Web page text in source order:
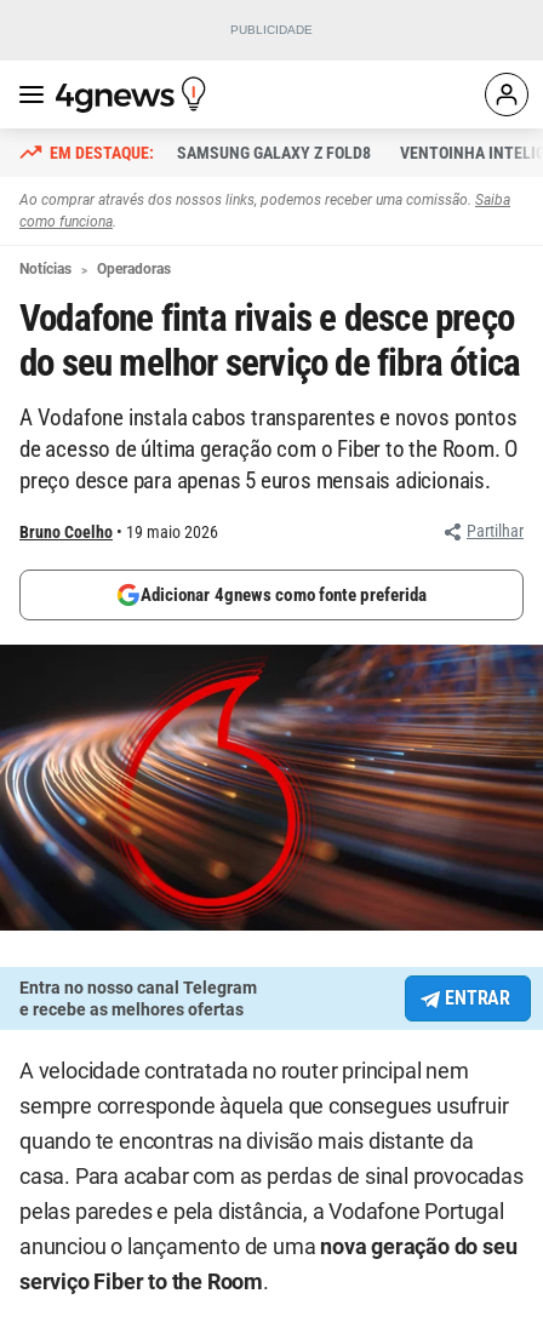
SAMSUNG GALAXY Z FOLD8 VENTOINHA
Ao comprar através dos nossos links, podemos receber uma comissão. Saiba
como funciona.
Notícias Operadoras
Vodafone finta rivais e desce preço
do seu melhor serviço de fibra ótica
A Vodafone instala cabos transparentes e novos pontos
de acesso de última geração com o Fiber to the Room. O
preço desce para apenas 5 euros mensais adicionais.
Bruno Coelho 19 maio 2026 Partilhar
Adicionar 4gnews como fonte preferida
Entra no nosso canal Telegram
e recebe as melhores ofertas
ENTRAR
A velocidade contratada no router principal nem
sempre corresponde àquela que consegues usufruir
quando te encontras na divisão mais distante da
casa. Para acabar com as perdas de sinal provocadas
pelas paredes e pela distância, a Vodafone Portugal
anunciou o lançamento de uma nova geração do seu
serviço Fiber to the Room.